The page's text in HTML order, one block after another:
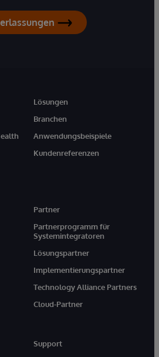
Lösungen
Branchen
Anwendungsbeispiele
Kundenreferenzen
Partner
Partnerprogramm für
Systemintegratoren
Lösungspartner
Implementierungspartner
Technology Alliance Partners
Cloud-Partner
Support